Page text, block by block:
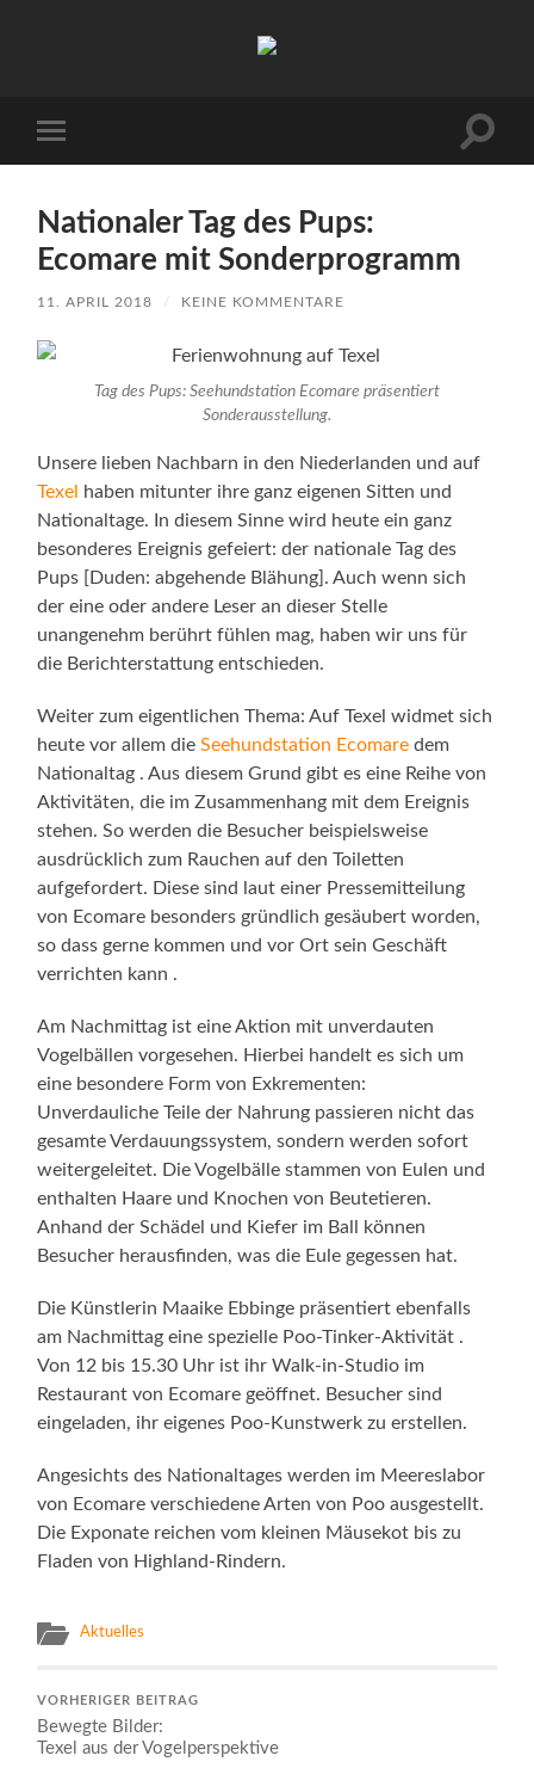
Familie
Menü
Nationaler Tag des Pups:
Ecomare mit Sonderprogramm
11. APRIL 2018 / KEINE KOMMENTARE
Tag des Pups: Seehundstation Ecomare präsentiert
Sonderausstellung.
Unsere lieben Nachbarn in den Niederlanden und auf
Texel
haben mitunter ihre ganz eigenen Sitten und
Nationaltage. In diesem Sinne wird heute ein ganz
besonderes Ereignis gefeiert: der nationale Tag des
Pups [Duden: abgehende Blähung]. Auch wenn sich
der eine oder andere Leser an dieser Stelle
unangenehm berührt fühlen mag, haben wir uns für
die Berichterstattung entschieden.
Weiter zum eigentlichen Thema: Auf Texel widmet sich
heute vor allem dieSeehundstation Ecomare dem
Nationaltag . Aus diesem Grund gibt es eine Reihe von
Aktivitäten, die im Zusammenhang mit dem Ereignis
stehen. So werden die Besucher beispielsweise
ausdrücklich zum Rauchen auf den Toiletten
aufgefordert. Diese sind laut einer Pressemitteilung
von Ecomare besonders gründlich gesäubert worden,
so dass gerne kommen und vor Ort sein Geschäft
verrichten kann .
Am Nachmittag ist eine Aktion mit unverdauten
Vogelbällen vorgesehen. Hierbei handelt es sich um
eine besondere Form von Exkrementen:
Unverdauliche Teile der Nahrung passieren nicht das
gesamte Verdauungssystem, sondern werden sofort
weitergeleitet. Die Vogelbälle stammen von Eulen und
enthalten Haare und Knochen von Beutetieren.
Anhand der Schädel und Kiefer im Ball können
Besucher herausfinden, was die Eule gegessen hat.
Die Künstlerin Maaike Ebbinge präsentiert ebenfalls
am Nachmittag eine spezielle Poo-Tinker-Aktivität .
Von 12 bis 15.30 Uhr ist ihr Walk-in-Studio im
Restaurant von Ecomare geöffnet. Besucher sind
eingeladen, ihr eigenes Poo-Kunstwerk zu erstellen.
Angesichts des Nationaltages werden im Meereslabor
von Ecomare verschiedene Arten von Poo ausgestellt.
Die Exponate reichen vom kleinen Mäusekot bis zu
Fladen von Highland-Rindern.
Aktuelles
VORHERIGER BEITRAG
Bewegte Bilder:
Texel aus der Vogelperspektive